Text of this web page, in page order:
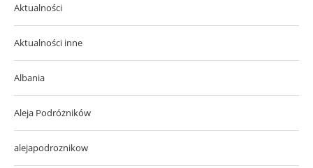
Aktualności
Aktualności inne
Albania
Aleja Podróżników
alejapodroznikow